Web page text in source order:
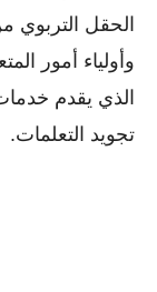
الحقل التربوي
وأولياء أمور
الذي يقدم
تجويد التعلمات.